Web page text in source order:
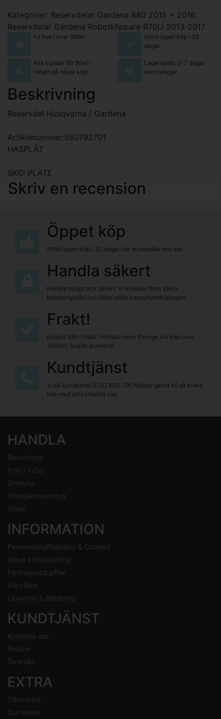
Kategorier: Reservdelar Gardena R80 2015 + 2016
Reservdelar Gardena Robotklippare R70Li 2013-2017
Fri frakt över 999kr
Alltid öppet köp i 30
dagar
Alla kunder får 50kr i
rabatt på nästa köp!
Lagersaldo: 2-7 dagar
centrallager
Beskrivning
Reservdel Husqvarna / Gardena
Artiklenummer:580792701
HASPLÅT
SKID PLATE
Skriv en recension
Öppet köp
Alltid öppet köp i 30 dagar när du handlar hos oss
Handla säkert
Handla tryggt och säkert. Vi erbjuder flera säkra
betalningssätt och följer alltid konsumentköplagen.
Frakt!
Endast 59kr i frakt. Fri frakt inom Sverige vid köp över
1000kr. Snabb leverans!
Kundtjänst
Vi på kundtjänst 0702 630 795 hjälper gärna till så tveka
inte med att kontakta oss.
HANDLA
Bevattning
Frön / Fröer
Grönytor
Trädgårdsverktyg
Grillar
INFORMATION
Personuppgiftspolicy & Cookies
Säker kortbetalning
Företagsuppgifter
Köpvillkor
Leverans & Betalning
KUNDTJÄNST
Kontakta oss
Returer
Översikt
EXTRA
Tillverkare
Our News